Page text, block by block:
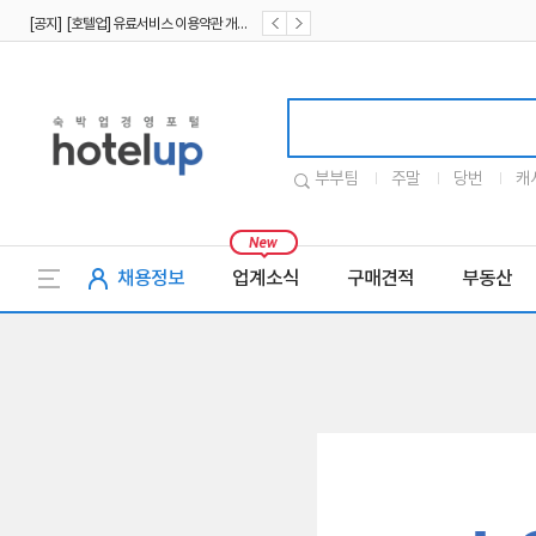
부부팀 주말 당번 캐
채용정보 업계소식 구매견적 부동산